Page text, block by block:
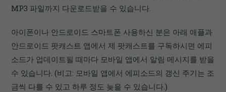
MP3 파일까지 다운로드받을 수 있습니다.
아이폰이나 안드로이드 스마트폰 사용하신 분은 아래 애플과
안드로이드 팟캐스트 앱에서 제 팟캐스트를 구독하시면 에피
소드가 업데이트될 때마다 모바일 앱에서 알림 메시지를 받을
수 있습니다. (비고: 모바일 앱에서 에피소드의 갱신 주기는 조
금씩 다를 수 있고 하루 정도 늦을 수 있습니다.)